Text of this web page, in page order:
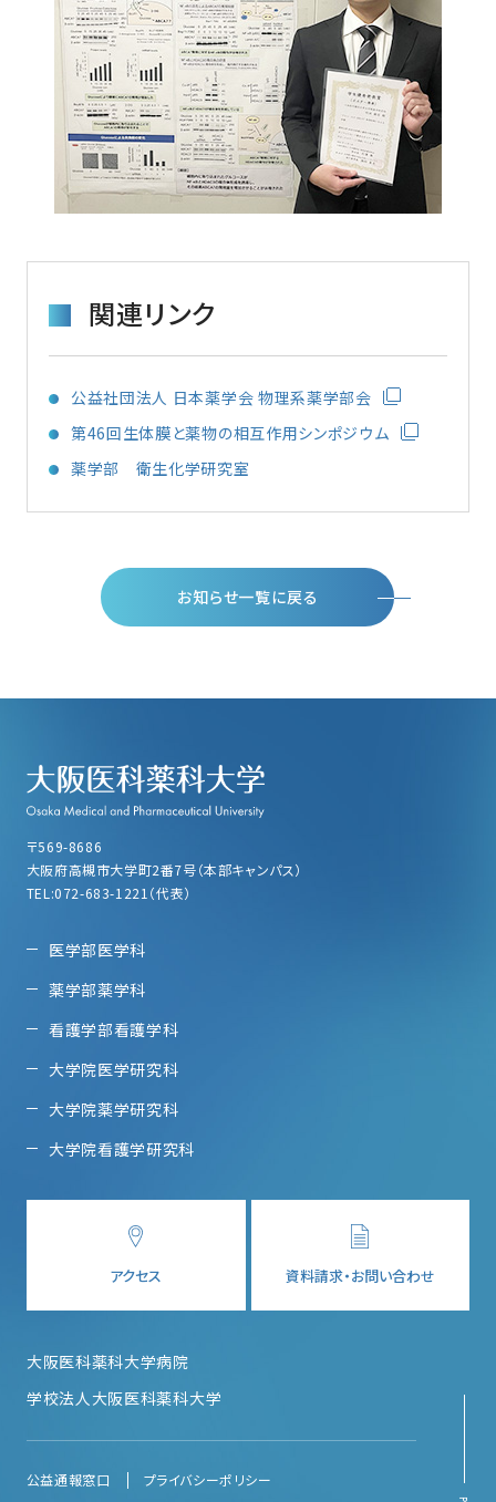
関連リンク
公益社団法人 日本薬学会 物理系薬学部会
第46回生体膜と薬物の相互作用シンポジウム
薬学部 衛生化学研究室
お知らせ一覧に戻る
〒569-8686
大阪府高槻市大学町2番7号（本部キャンパス）
TEL:072-683-1221（代表）
医学部医学科
薬学部薬学科
看護学部看護学科
大学院医学研究科
大学院薬学研究科
大学院看護学研究科
アクセス 資料請求・お問い合わせ
大阪医科薬科大学病院
学校法人大阪医科薬科大学
公益通報窓口 プライバシーポリシー